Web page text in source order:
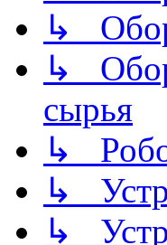
↳
↳
сырья
↳
↳
↳